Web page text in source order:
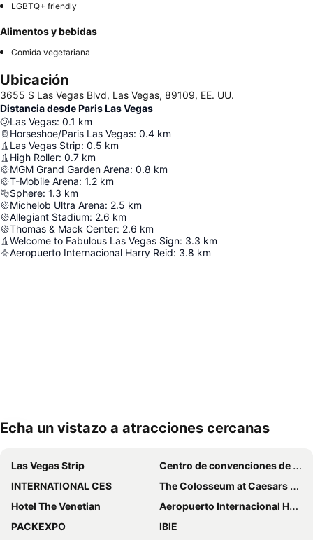
LGBTQ+ friendly
Alimentos y bebidas
Comida vegetariana
Ubicación
3655 S Las Vegas Blvd, Las Vegas, 89109, EE. UU.
Distancia desde Paris Las Vegas
Las Vegas: 0.1 km
Horseshoe/Paris Las Vegas: 0.4 km
Las Vegas Strip: 0.5 km
High Roller: 0.7 km
MGM Grand Garden Arena: 0.8 km
T-Mobile Arena: 1.2 km
Sphere: 1.3 km
Michelob Ultra Arena: 2.5 km
Allegiant Stadium: 2.6 km
Thomas & Mack Center: 2.6 km
Welcome to Fabulous Las Vegas Sign: 3.3 km
Aeropuerto Internacional Harry Reid: 3.8 km
Echa un vistazo a atracciones cercanas
Las Vegas Strip
Centro de convenciones de Las Vegas
INTERNATIONAL CES
The Colosseum at Caesars Palace
Hotel The Venetian
Aeropuerto Internacional Harry Reid
PACKEXPO
IBIE